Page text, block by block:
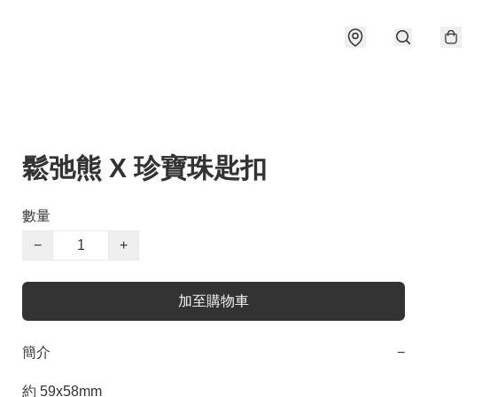
鬆弛熊 X 珍寶珠匙扣
數量
−
+
加至購物車
簡介 −
約 59x58mm